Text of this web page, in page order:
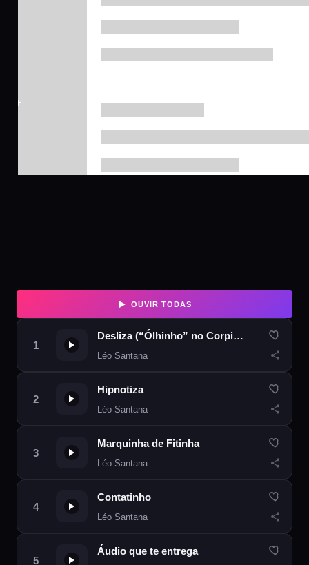
OUVIR TODAS
Desliza (“Ólhinho” no Corpinho)
Léo Santana
Hipnotiza
Léo Santana
Marquinha de Fitinha
Léo Santana
Contatinho
Léo Santana
Áudio que te entrega